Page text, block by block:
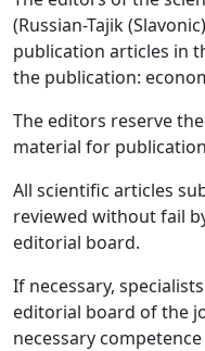
(Russian-Tajik
publication articles in
the publication:
The editors reserve
material for
All scientific articles
reviewed without fail
editorial board.
If necessary,
editorial board of the
necessary